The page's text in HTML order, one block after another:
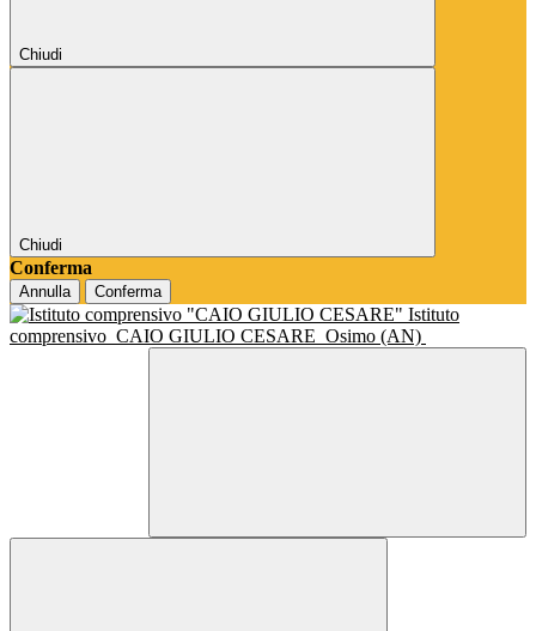
Chiudi
Chiudi
Conferma
Annulla Conferma
Istituto
comprensivo CAIO GIULIO CESARE Osimo (AN)